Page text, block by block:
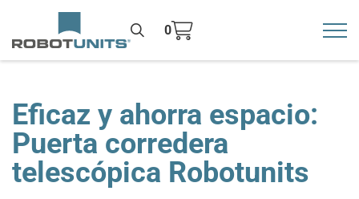
0
Eficaz y ahorra espacio:
Puerta corredera
telescópica Robotunits